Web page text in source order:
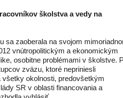
školstva a vedy na
sa zaoberala na svojom
vnútropolitickým a ekonomickým
osobitne problémami v školstve.
zväzu, ktoré nepriniesli
okolnosti, predovšetkým
SR v oblasti financovania a